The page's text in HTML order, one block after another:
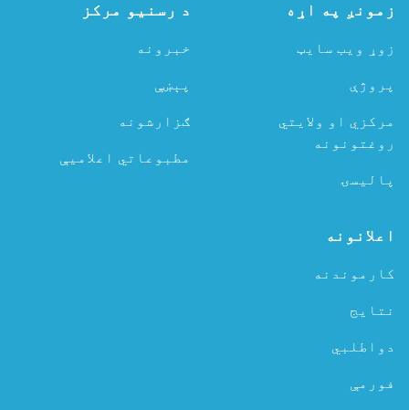
زمونږ په اړه
زوړ ویب سایټ
پروژې
مرکزي او ولایتي
روغتونونه
پالیسۍ
د رسنیو مرکز
خبرونه
پېښې
ګزارشونه
مطبوعاتي اعلامیې
اعلانونه
کارموندنه
نتایج
دواطلبي
فورمې